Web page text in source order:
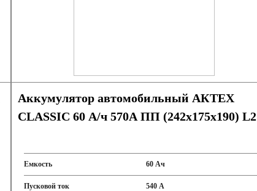
Аккумулятор автомобильный АКТЕХ
CLASSIC 60 А/ч 570А ПП (242x175x190) L2
Емкость 60 Ач
Пусковой ток 540 А